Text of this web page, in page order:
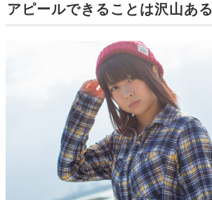
アピールできることは沢山ある